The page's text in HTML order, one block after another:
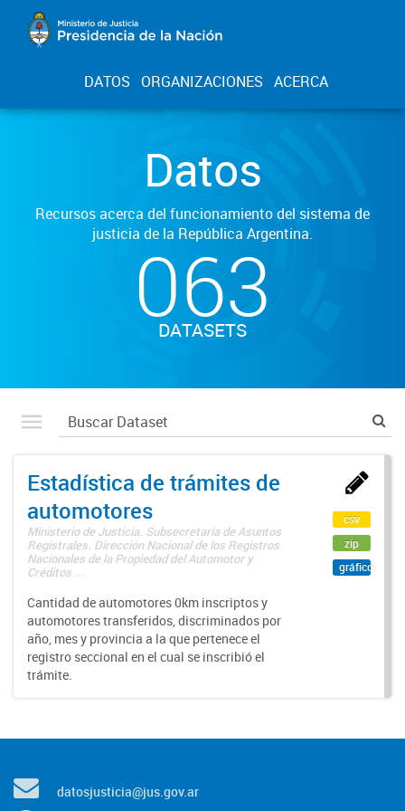
DATOS ORGANIZACIONES ACERCA
Datos
Recursos acerca del funcionamiento del sistema de
justicia de la República Argentina.
063
DATASETS
Estadística de trámites de
automotores
Ministerio de Justicia. Subsecretaría de Asuntos
Registrales. Dirección Nacional de los Registros
Nacionales de la Propiedad del Automotor y
Créditos ...
Cantidad de automotores 0km inscriptos y
automotores transferidos, discriminados por
año, mes y provincia a la que pertenece el
registro seccional en el cual se inscribió el
trámite.
csv
zip
gráfico
datosjusticia@jus.gov.ar